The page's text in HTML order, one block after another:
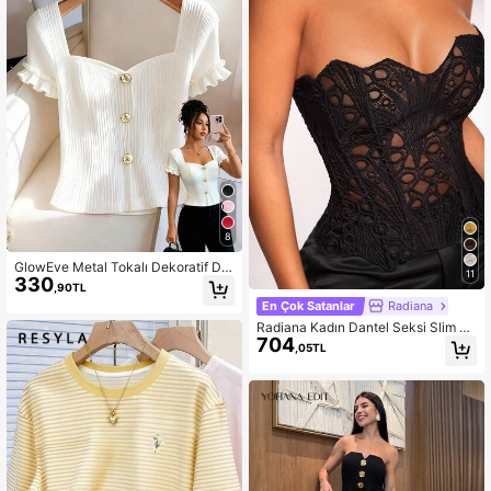
8
GlowEve Metal Tokalı Dekoratif Do
kulu Kumaş Asimetrik Yaka Kısa Kol
lu Kadın Tişörtü
330 ,90TL
11
En Çok Satanlar Radiana
Radiana Kadın Dantel Seksi Slim Fit
Bandeau Üst
704 ,05TL